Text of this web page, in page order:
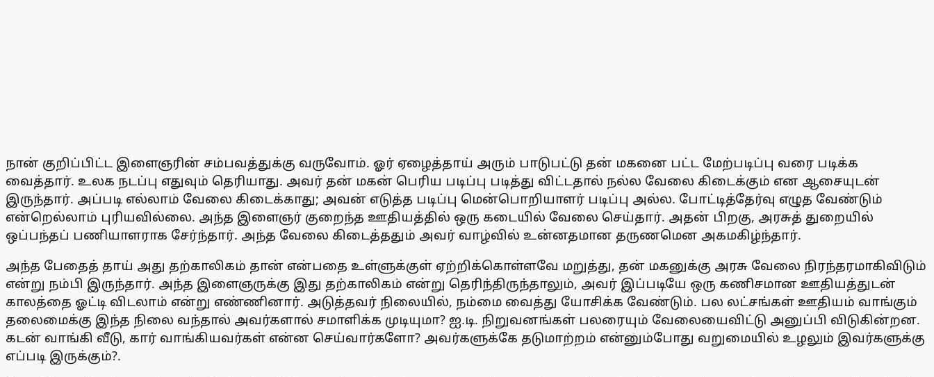
நான் குறிப்பிட்ட இளைஞரின் சம்பவத்துக்கு வருவோம். ஓர் ஏழைத்தாய் அரும் பாடுபட்டு தன் மகனை பட்ட மேற்படிப்பு வரை படிக்க
வைத்தார். உலக நடப்பு எதுவும் தெரியாது. அவர் தன் மகன் பெரிய படிப்பு படித்து விட்டதால் நல்ல வேலை கிடைக்கும் என ஆசையுடன்
இருந்தார். அப்படி எல்லாம் வேலை கிடைக்காது; அவன் எடுத்த படிப்பு மென்பொறியாளர் படிப்பு அல்ல. போட்டித்தேர்வு எழுத வேண்டும்
என்றெல்லாம் புரியவில்லை. அந்த இளைஞர் குறைந்த ஊதியத்தில் ஒரு கடையில் வேலை செய்தார். அதன் பிறகு, அரசுத் துறையில்
ஒப்பந்தப் பணியாளராக சேர்ந்தார். அந்த வேலை கிடைத்ததும் அவர் வாழ்வில் உன்னதமான தருணமென அகமகிழ்ந்தார்.
அந்த பேதைத் தாய் அது தற்காலிகம் தான் என்பதை உள்ளுக்குள் ஏற்றிக்கொள்ளவே மறுத்து, தன் மகனுக்கு அரசு வேலை நிரந்தரமாகிவிடும்
என்று நம்பி இருந்தார். அந்த இளைஞருக்கு இது தற்காலிகம் என்று தெரிந்திருந்தாலும், அவர் இப்படியே ஒரு கணிசமான ஊதியத்துடன்
காலத்தை ஓட்டி விடலாம் என்று எண்ணினார். அடுத்தவர் நிலையில், நம்மை வைத்து யோசிக்க வேண்டும். பல லட்சங்கள் ஊதியம் வாங்கும்
தலைமைக்கு இந்த நிலை வந்தால் அவர்களால் சமாளிக்க முடியுமா? ஐ.டி. நிறுவனங்கள் பலரையும் வேலையைவிட்டு அனுப்பி விடுகின்றன.
கடன் வாங்கி வீடு, கார் வாங்கியவர்கள் என்ன செய்வார்களோ? அவர்களுக்கே தடுமாற்றம் என்னும்போது வறுமையில் உழலும் இவர்களுக்கு
எப்படி இருக்கும்?.